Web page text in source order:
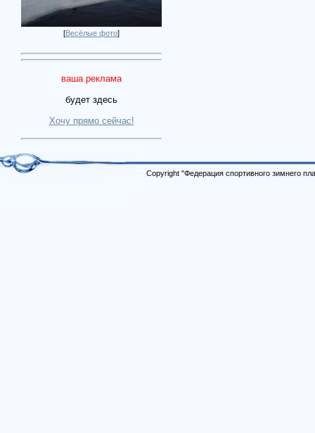
[Весёлые фото]
ваша реклама
будет здесь
Хочу прямо сейчас!
Copyright "Федерация спортивного зимнего